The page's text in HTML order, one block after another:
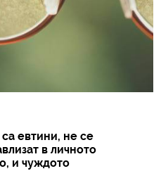
евтини, не се
в личното
и чуждото